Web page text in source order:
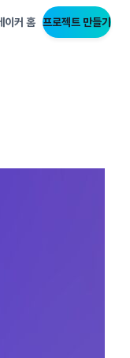
이커 홈 프로젝트 만들기